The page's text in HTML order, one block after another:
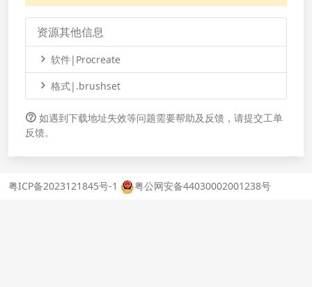
资源其他信息
软件|Procreate
格式|.brushset
如遇到下载地址失效等问题需要帮助及反馈，请提交工单
反馈。
粤ICP备2023121845号-1 粤公网安备44030002001238号